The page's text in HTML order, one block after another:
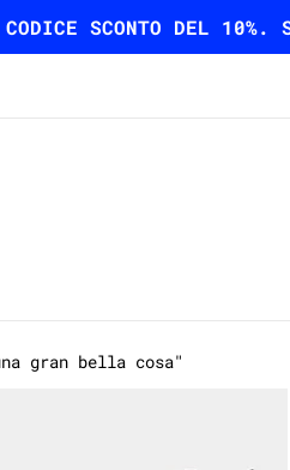
SCONTO DEL 10%.
gran bella cosa"